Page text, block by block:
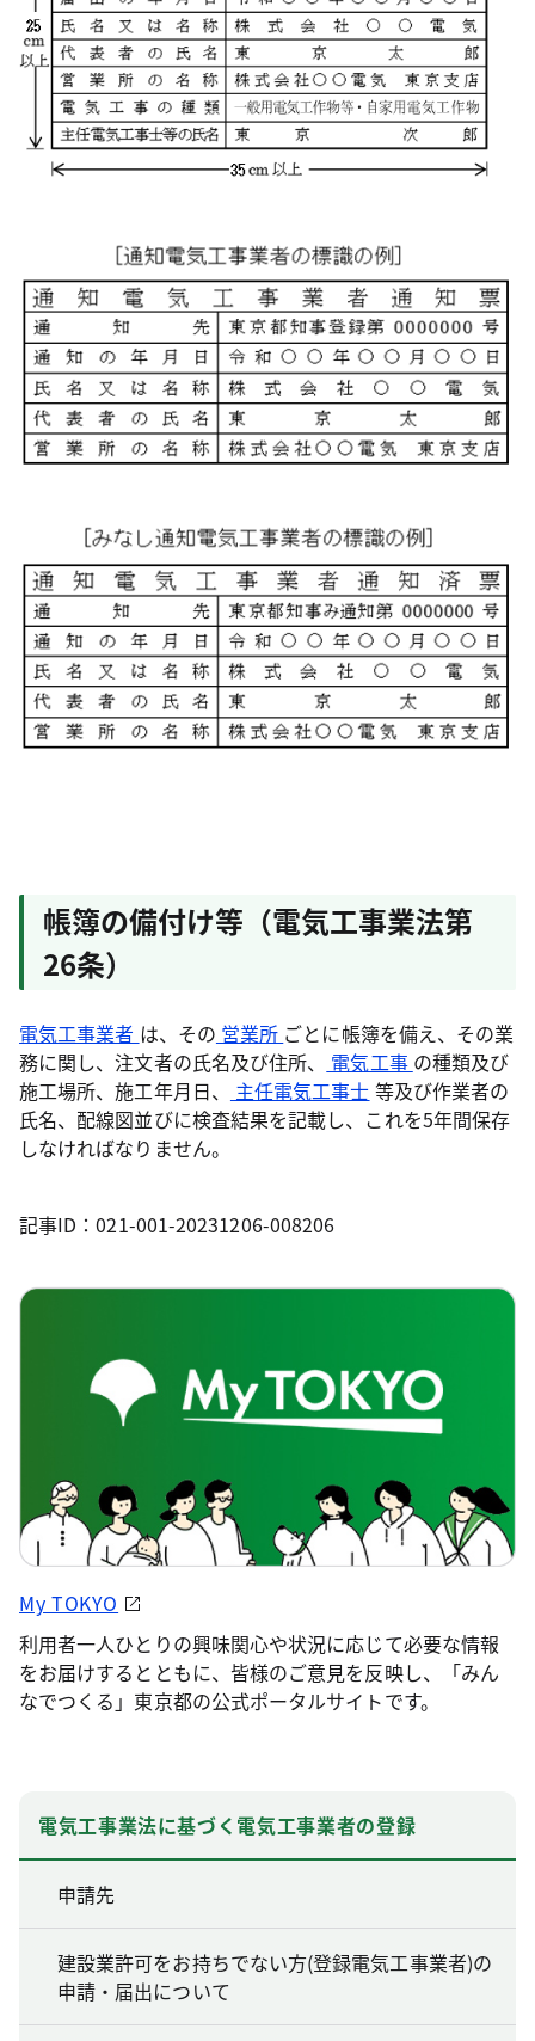
帳簿の備付け等（電気工事業法第
26条）
電気工事業者 は、その 営業所 ごとに帳簿を備え、その業
務に関し、注文者の氏名及び住所、
電気工事 の種類及び
施工場所、施工年月日、
主任電気工事士 等及び作業者の
氏名、配線図並びに検査結果を記載し、これを5年間保存
しなければなりません。
記事ID：021-001-20231206-008206
My TOKYO
利用者一人ひとりの興味関心や状況に応じて必要な情報
をお届けするとともに、皆様のご意見を反映し、「みん
なでつくる」東京都の公式ポータルサイトです。
電気工事業法に基づく電気工事業者の登録
申請先
建設業許可をお持ちでない方(登録電気工事業者)の
申請・届出について